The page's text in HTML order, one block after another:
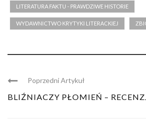
LITERATURA FAKTU - PRAWDZIWE HISTORIE
WYDAWNICTWO KRYTYKI LITERACKIEJ
Poprzedni Artykuł
BLIŹNIACZY PŁOMIEŃ –